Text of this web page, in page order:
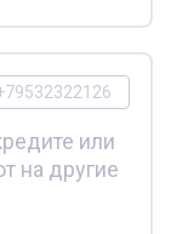
или
на другие